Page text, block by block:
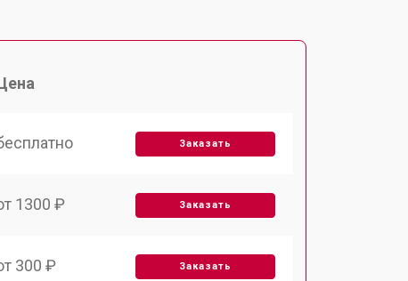
Заказать
1300 ₽ Заказать
300 ₽ Заказать